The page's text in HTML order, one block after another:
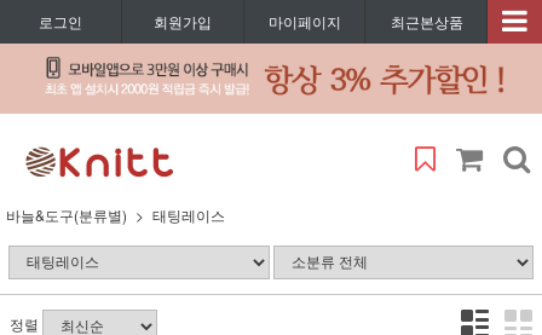
로그인 회원가입 마이페이지 최근본상품
바늘&도구(분류별) 태팅레이스
정렬